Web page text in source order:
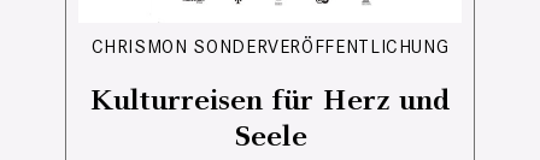
CHRISMON SONDERVERÖFFENTLICHUNG
Kulturreisen für Herz und
Seele